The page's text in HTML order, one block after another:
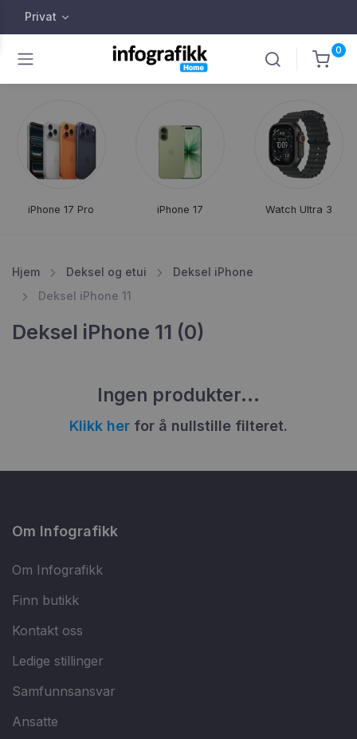
Privat
0
iPhone 17 Pro iPhone 17 Watch Ultra 3
Hjem Deksel og etui
Deksel iPhone
Deksel iPhone 11
Deksel iPhone 11 (0)
Ingen produkter...
Klikk her for å nullstille filteret.
Om Infografikk
Om Infografikk
Finn butikk
Kontakt oss
Ledige stillinger
Samfunnsansvar
Ansatte